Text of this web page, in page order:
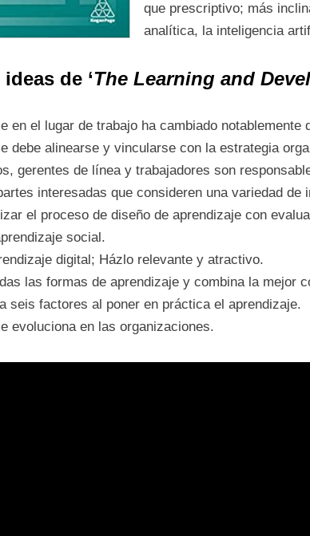
que prescriptivo; más
analítica, la inteligencia
de ‘The Learning and
en el lugar de trabajo ha cambiado
debe alinearse y vincularse con la estrategia
gerentes de línea y trabajadores son
interesadas que consideren una variedad de
el proceso de diseño de aprendizaje con
social.
digital; Házlo relevante y atractivo.
las formas de aprendizaje y combina la mejor
seis factores al poner en práctica el aprendizaje.
evoluciona en las organizaciones.